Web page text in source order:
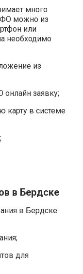
много
можно из
или
необходимо
из
заявку;
карту в системе
в Бердске
в Бердске
для